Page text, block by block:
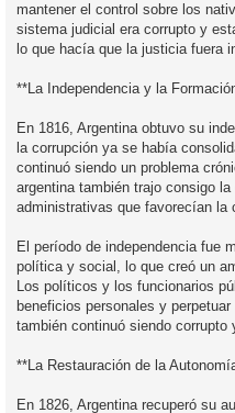
mantener el control sobre los
sistema judicial era corrupto y
lo que hacía que la justicia fuera
**La Independencia y la
En 1816, Argentina obtuvo su
la corrupción ya se había
continuó siendo un problema
argentina también trajo consigo
administrativas que favorecían la
El período de independencia fue
política y social, lo que creó un
Los políticos y los funcionarios
beneficios personales y
también continuó siendo corrupto
**La Restauración de la
En 1826, Argentina recuperó su